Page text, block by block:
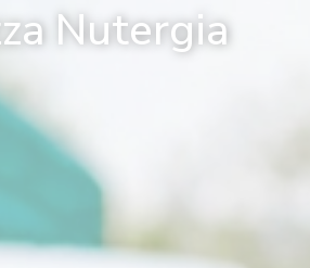
Nutergia